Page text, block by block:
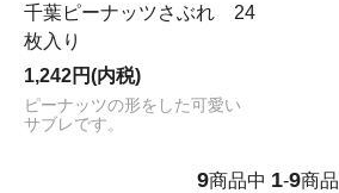
千葉ピーナッツさぶれ 24
枚入り
1,242円(内税)
ピーナッツの形をした可愛い
サブレです。
9商品中 1-9商品